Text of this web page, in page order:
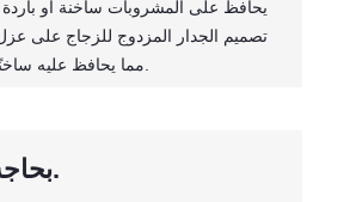
تصميم الجدار المزدوج للزجاج على
بحاجة إلى فكرة الأواني الزجاجية المخصصة؟ استفسر الان.